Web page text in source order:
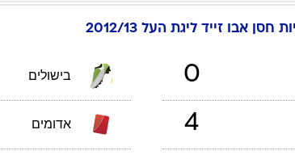
חסן אבו זייד ליגת העל 2012/13
0 בישולים
4 אדומים